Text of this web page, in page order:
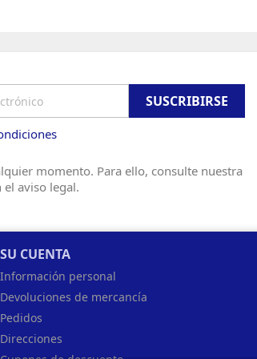
momento. Para ello, consulte nuestra
aviso legal.
SU CUENTA
Información personal
Devoluciones de mercancía
Pedidos
Direcciones